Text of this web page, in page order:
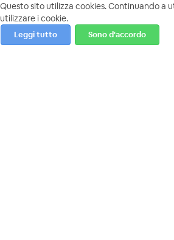
Questo sito utilizza cookies. Continuando
utilizzare i cookie.
Leggi tutto Sono d'accordo